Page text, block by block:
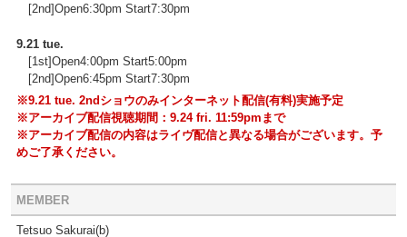
[2nd]Open6:30pm Start7:30pm
9.21 tue.
[1st]Open4:00pm Start5:00pm
[2nd]Open6:45pm Start7:30pm
※9.21 tue. 2ndショウのみインターネット配信(有料)実施予定
※アーカイブ配信視聴期間：9.24 fri. 11:59pmまで
※アーカイブ配信の内容はライヴ配信と異なる場合がございます。予
めご了承ください。
MEMBER
Tetsuo Sakurai(b)